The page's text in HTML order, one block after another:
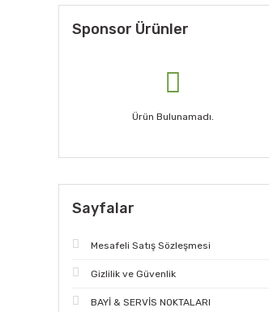
Sponsor Ürünler
Ürün Bulunamadı.
Sayfalar
Mesafeli Satış Sözleşmesi
Gizlilik ve Güvenlik
BAYİ & SERVİS NOKTALARI